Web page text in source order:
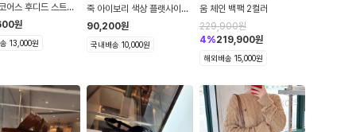
어스 후디드 스트레
패딩 자켓
원
13,000원
죽 아이보리 색상 플랫사이즈
9.5
90,200원
국내배송 10,000원
움 체인 백팩 2컬러
229,900원
4%219,900원
해외배송 15,000원